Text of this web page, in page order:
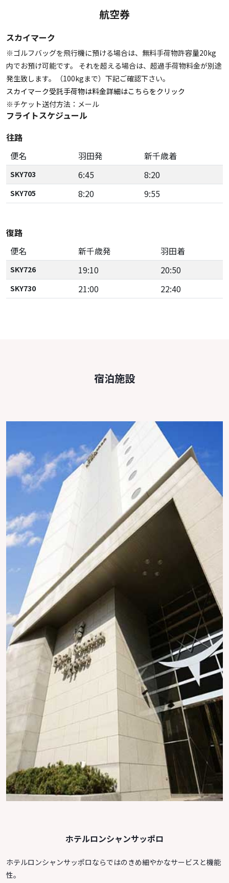
航空券
スカイマーク
※ゴルフバッグを飛行機に預ける場合は、無料手荷物許容量20kg
内でお預け可能です。 それを超える場合は、超過手荷物料金が別途
発生致します。（100kgまで）下記ご確認下さい。
スカイマーク受託手荷物は料金詳細はこちらをクリック
※チケット送付方法：メール
フライトスケジュール
往路
便名
羽田発 新千歳着
SKY703 6:45 8:20
SKY705 8:20 9:55
復路
便名
新千歳発 羽田着
SKY726 19:10 20:50
SKY730 21:00 22:40
宿泊施設
ホテルロンシャンサッポロ
ホテルロンシャンサッポロならではのきめ細やかなサービスと機能
性。